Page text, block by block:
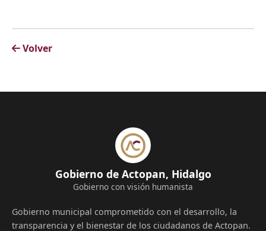
Volver
Gobierno de Actopan, Hidalgo
Gobierno con visión humanista
Gobierno municipal comprometido con el desarrollo, la
transparencia y el bienestar de los ciudadanos de Actopan.